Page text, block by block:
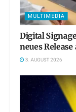
MULTIMEDIA
Digital
neues Release
3. AUGUST 2026